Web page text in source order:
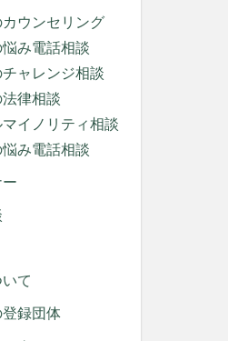
ウンセリング
み電話相談
ャレンジ相談
律相談
イノリティ相談
み電話相談
て
録団体